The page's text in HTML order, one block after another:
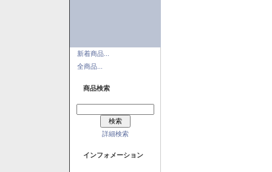
新着商品...
全商品...
商品検索
詳細検索
インフォメーション